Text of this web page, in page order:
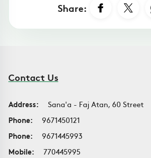
Share:
Contact Us
Address:
Sana'a - Faj Atan, 60 Street
Phone:
9671450121
Phone:
9671445993
Mobile:
770445995